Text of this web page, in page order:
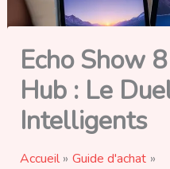
Echo Show
Hub : Le
Intelligents
Accueil
Guide d'achat